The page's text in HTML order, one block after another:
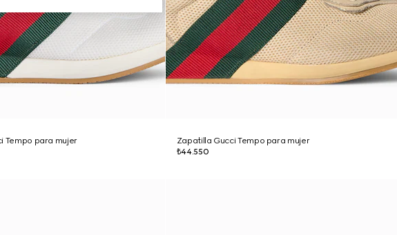
Tempo para mujer
Zapatilla Gucci Tempo para mujer
₺44.550